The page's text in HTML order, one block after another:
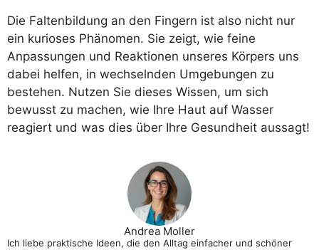
Die Faltenbildung an den Fingern ist also nicht nur
ein kurioses Phänomen. Sie zeigt, wie feine
Anpassungen und Reaktionen unseres Körpers uns
dabei helfen, in wechselnden Umgebungen zu
bestehen. Nutzen Sie dieses Wissen, um sich
bewusst zu machen, wie Ihre Haut auf Wasser
reagiert und was dies über Ihre Gesundheit aussagt!
Andrea Moller
Ich liebe praktische Ideen, die den Alltag einfacher und schöner